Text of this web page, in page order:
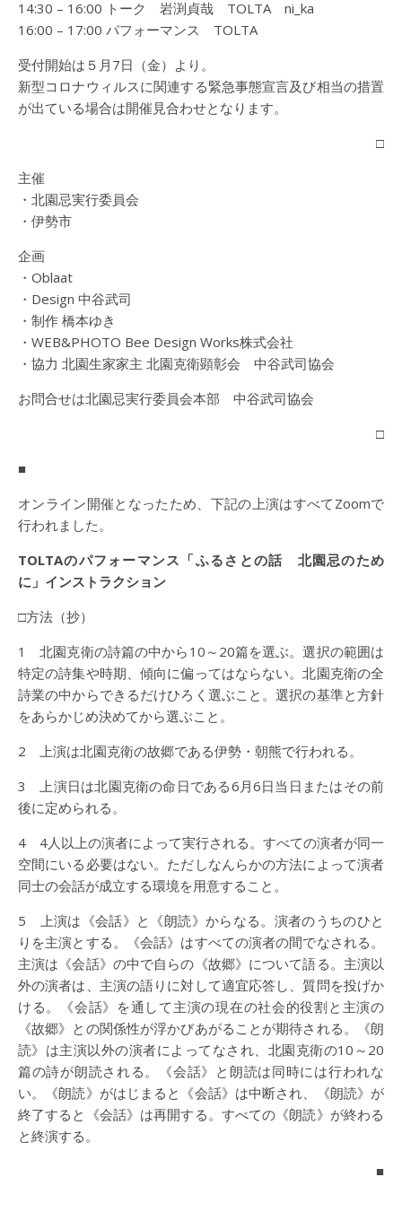
14:30 – 16:00 トーク 岩渕貞哉 TOLTA ni_ka
16:00 – 17:00 パフォーマンス TOLTA
受付開始は５月7日（金）より。
新型コロナウィルスに関連する緊急事態宣言及び相当の措置
が出ている場合は開催見合わせとなります。
□
主催
・北園忌実行委員会
・伊勢市
企画
・Oblaat
・Design 中谷武司
・制作 橋本ゆき
・WEB&PHOTO Bee Design Works株式会社
・協力 北園生家家主 北園克衛顕彰会 中谷武司協会
お問合せは北園忌実行委員会本部 中谷武司協会
□
■
オンライン開催となったため、下記の上演はすべてZoomで
行われました。
TOLTAのパフォーマンス「ふるさとの話 北園忌のため
に」インストラクション
□方法（抄）
1 北園克衛の詩篇の中から10～20篇を選ぶ。選択の範囲は
特定の詩集や時期、傾向に偏ってはならない。北園克衛の全
詩業の中からできるだけひろく選ぶこと。選択の基準と方針
をあらかじめ決めてから選ぶこと。
2 上演は北園克衛の故郷である伊勢・朝熊で行われる。
3 上演日は北園克衛の命日である6月6日当日またはその前
後に定められる。
4 4人以上の演者によって実行される。すべての演者が同一
空間にいる必要はない。ただしなんらかの方法によって演者
同士の会話が成立する環境を用意すること。
5 上演は《会話》と《朗読》からなる。演者のうちのひと
りを主演とする。《会話》はすべての演者の間でなされる。
主演は《会話》の中で自らの《故郷》について語る。主演以
外の演者は、主演の語りに対して適宜応答し、質問を投げか
ける。《会話》を通して主演の現在の社会的役割と主演の
《故郷》との関係性が浮かびあがることが期待される。《朗
読》は主演以外の演者によってなされ、北園克衛の10～20
篇の詩が朗読される。《会話》と朗読は同時には行われな
い。《朗読》がはじまると《会話》は中断され、《朗読》が
終了すると《会話》は再開する。すべての《朗読》が終わる
と終演する。
■